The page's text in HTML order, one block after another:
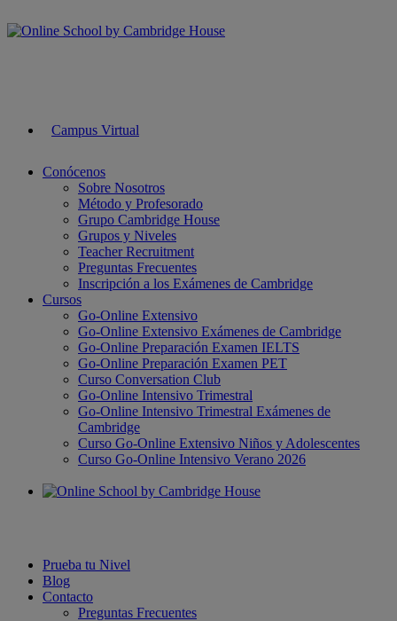
Campus Virtual
Conócenos
Sobre Nosotros
Método y Profesorado
Grupo Cambridge House
Grupos y Niveles
Teacher Recruitment
Preguntas Frecuentes
Inscripción a los Exámenes de Cambridge
Cursos
Go-Online Extensivo
Go-Online Extensivo Exámenes de Cambridge
Go-Online Preparación Examen IELTS
Go-Online Preparación Examen PET
Curso Conversation Club
Go-Online Intensivo Trimestral
Go-Online Intensivo Trimestral Exámenes de
Cambridge
Curso Go-Online Extensivo Niños y Adolescentes
Curso Go-Online Intensivo Verano 2026
Prueba tu Nivel
Blog
Contacto
Preguntas Frecuentes